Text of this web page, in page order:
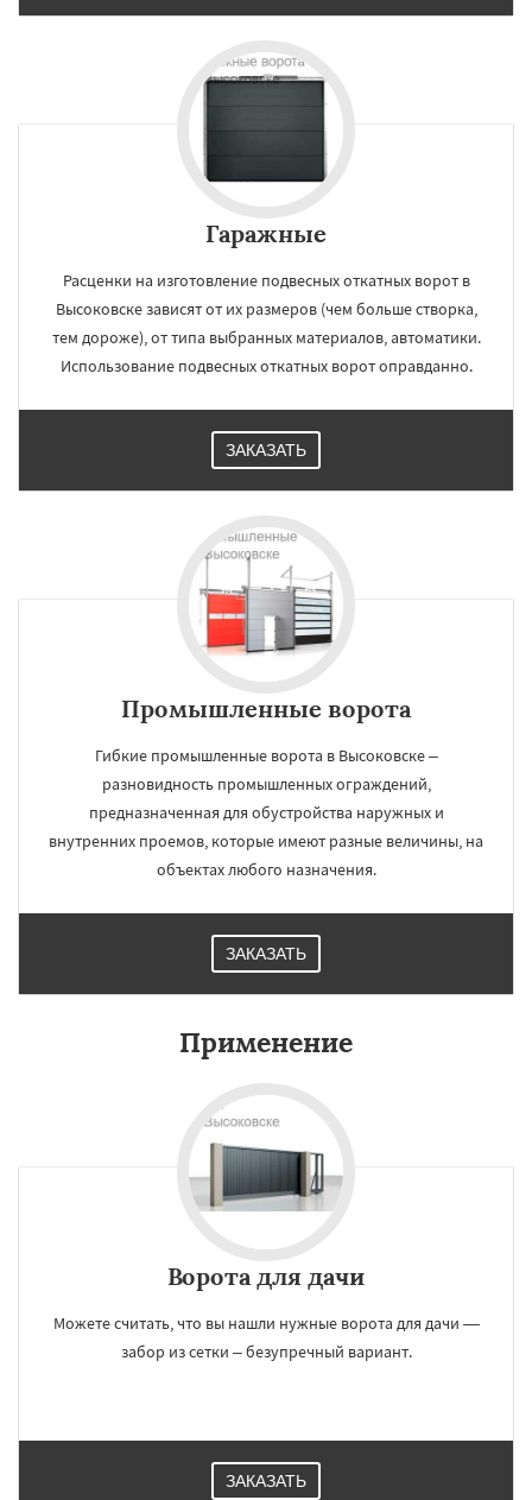
Гаражные
Расценки на изготовление подвесных откатных ворот в
Высоковске зависят от их размеров (чем больше створка,
тем дороже), от типа выбранных материалов, автоматики.
Использование подвесных откатных ворот оправданно.
ЗАКАЗАТЬ
Промышленные ворота
Гибкие промышленные ворота в Высоковске –
разновидность промышленных ограждений,
предназначенная для обустройства наружных и
внутренних проемов, которые имеют разные величины, на
объектах любого назначения.
ЗАКАЗАТЬ
Применение
Ворота для дачи
Можете считать, что вы нашли нужные ворота для дачи —
забор из сетки – безупречный вариант.
ЗАКАЗАТЬ